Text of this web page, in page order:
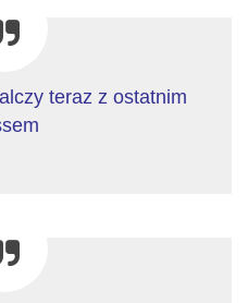
teraz z ostatnim